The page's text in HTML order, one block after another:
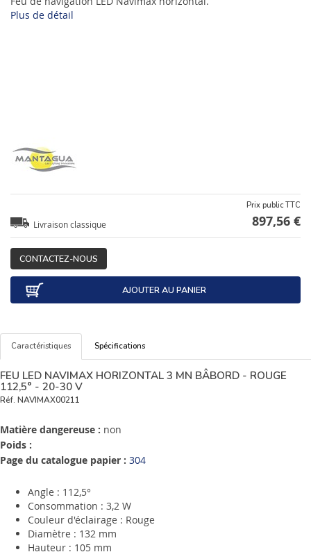
Plus de détail
Livraison classique
Prix public TTC
897,56 €
CONTACTEZ-NOUS
AJOUTER AU PANIER
Caractéristiques Spécifications
FEU LED NAVIMAX HORIZONTAL 3 MN BÂBORD - ROUGE
112,5° - 20-30 V
Réf. NAVIMAX00211
Matière dangereuse : non
Poids :
Page du catalogue papier : 304
Angle : 112,5°
Consommation : 3,2 W
Couleur d'éclairage : Rouge
Diamètre : 132 mm
Hauteur : 105 mm